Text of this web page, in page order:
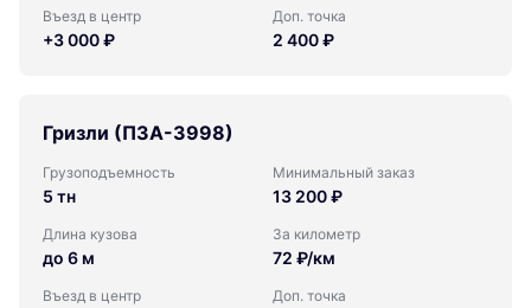
Въезд в центр
+3 000 ₽
Доп. точка
2 400 ₽
Гризли (ПЗА-3998)
Грузоподъемность
5 тн
Минимальный заказ
13 200 ₽
Длина кузова
до 6 м
За километр
72 ₽/км
Въезд в центр Доп. точка